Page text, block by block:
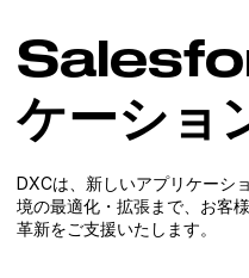
ケーショ
DXCは、新しいアプリケーシ
境の最適化・拡張まで、お客
革新をご支援いたします。